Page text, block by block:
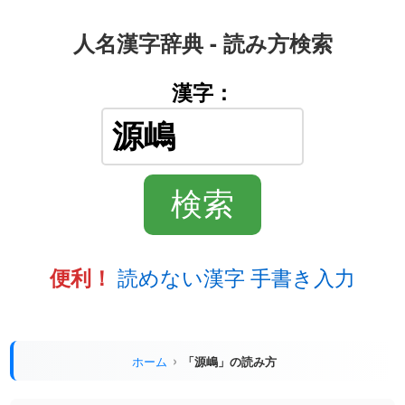
人名漢字辞典 - 読み方検索
漢字：
便利！ 読めない漢字 手書き入力
ホーム 「源嶋」の読み方